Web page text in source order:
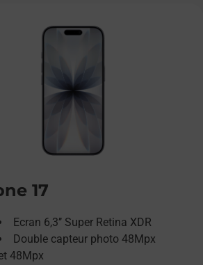
17
Ecran 6,3’’ Super Retina XDR
Double capteur photo 48Mpx
48Mpx